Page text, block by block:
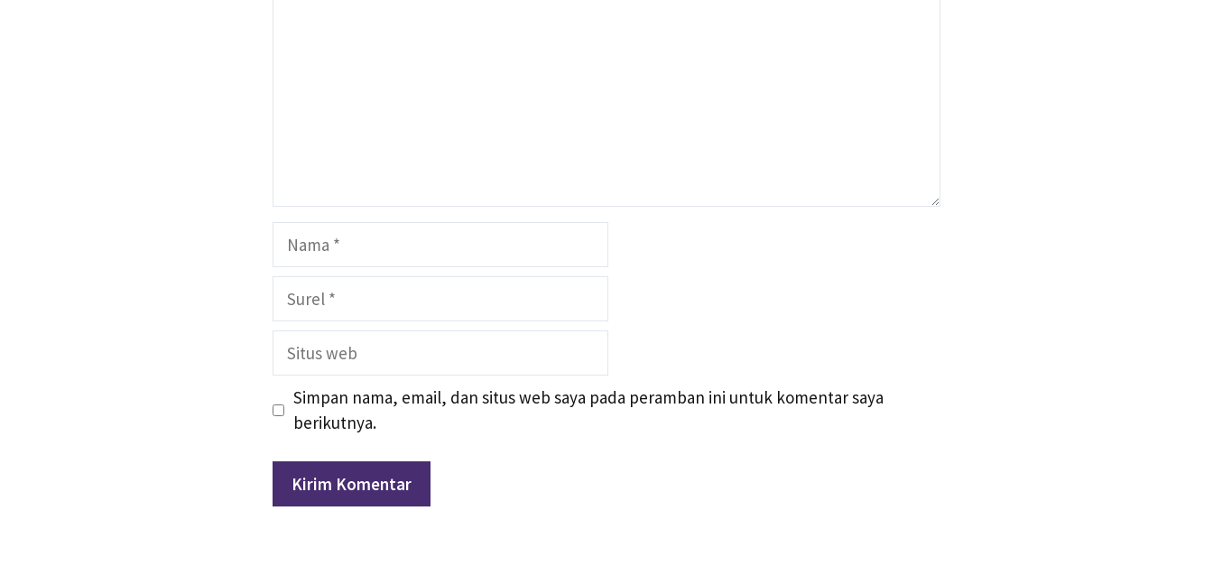
Nama
Surel
Situs
Simpan nama, email, dan situs web saya pada peramban ini untuk komentar saya
berikutnya.